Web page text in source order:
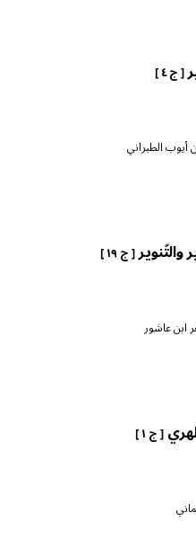
[ ج ٤ ]
أيوب الطبراني
والتّنوير[ ج ١٩ ]
ابن عاشور
[ ج ١ ]